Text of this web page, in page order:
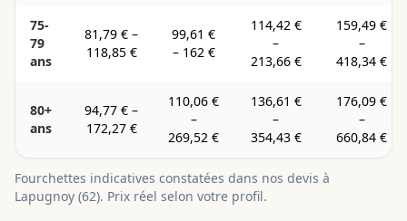
75-
79
ans
81,79 € –
118,85 €
99,61 €
– 162 €
114,42 €
–
213,66 €
159,49 €
–
418,34 €
80+
ans
94,77 € –
172,27 €
110,06 €
–
269,52 €
136,61 €
–
354,43 €
176,09 €
–
660,84 €
Fourchettes indicatives constatées dans nos devis à
Lapugnoy (62). Prix réel selon votre profil.